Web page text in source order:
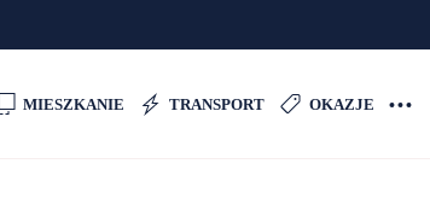
MIESZKANIE TRANSPORT OKAZJE